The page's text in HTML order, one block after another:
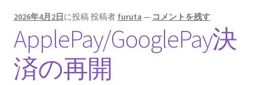
2026年4月2日に投稿投稿者 furuta — コメントを残す
ApplePay/GooglePay決
済の再開